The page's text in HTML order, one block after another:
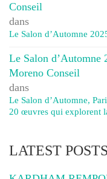
Conseil
dans
Le Salon d’Automne
Le Salon d’Automne
Moreno Conseil
dans
Le Salon d’Automne,
20 œuvres qui explorent
LATEST